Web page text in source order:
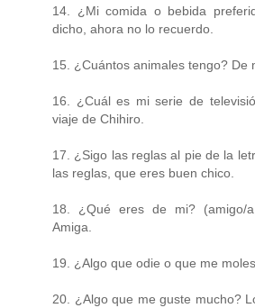
14. ¿Mi comida o bebida
dicho, ahora no lo recuerdo.
15. ¿Cuántos animales tengo? De
16. ¿Cuál es mi serie de
viaje de Chihiro.
17. ¿Sigo las reglas al pie de la
las reglas, que eres buen chico.
18. ¿Qué eres de mi? (amigo/
Amiga.
19. ¿Algo que odie o que me
20. ¿Algo que me guste mucho?